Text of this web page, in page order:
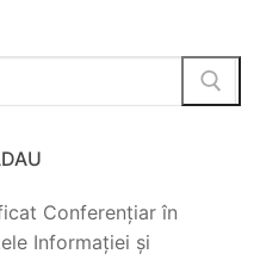
Conferențiar în
Informației și